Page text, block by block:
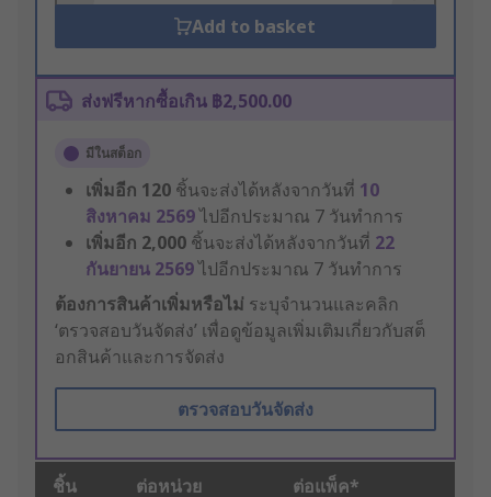
Add to basket
ส่งฟรีหากซื้อเกิน ฿2,500.00
มีในสต็อก
เพิ่มอีก 120 ชิ้นจะส่งได้หลังจากวันที่ 10
สิงหาคม 2569ไปอีกประมาณ 7 วันทำการ
เพิ่มอีก 2,000 ชิ้นจะส่งได้หลังจากวันที่ 22
กันยายน 2569ไปอีกประมาณ 7 วันทำการ
ต้องการสินค้าเพิ่มหรือไม่ ระบุจำนวนและคลิก
‘ตรวจสอบวันจัดส่ง’ เพื่อดูข้อมูลเพิ่มเติมเกี่ยวกับสต็
อกสินค้าและการจัดส่ง
ตรวจสอบวันจัดส่ง
ชิ้น ต่อหน่วย ต่อแพ็ค*